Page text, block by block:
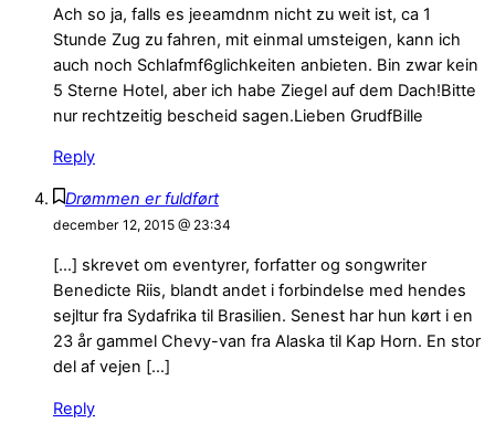
Ach so ja, falls es jeeamdnm nicht zu weit ist, ca 1
Stunde Zug zu fahren, mit einmal umsteigen, kann ich
auch noch Schlafmf6glichkeiten anbieten. Bin zwar kein
5 Sterne Hotel, aber ich habe Ziegel auf dem Dach!Bitte
nur rechtzeitig bescheid sagen.Lieben GrudfBille
Reply
Drømmen er fuldført
december 12, 2015 @ 23:34
[…] skrevet om eventyrer, forfatter og songwriter
Benedicte Riis, blandt andet i forbindelse med hendes
sejltur fra Sydafrika til Brasilien. Senest har hun kørt i en
23 år gammel Chevy-van fra Alaska til Kap Horn. En stor
del af vejen […]
Reply